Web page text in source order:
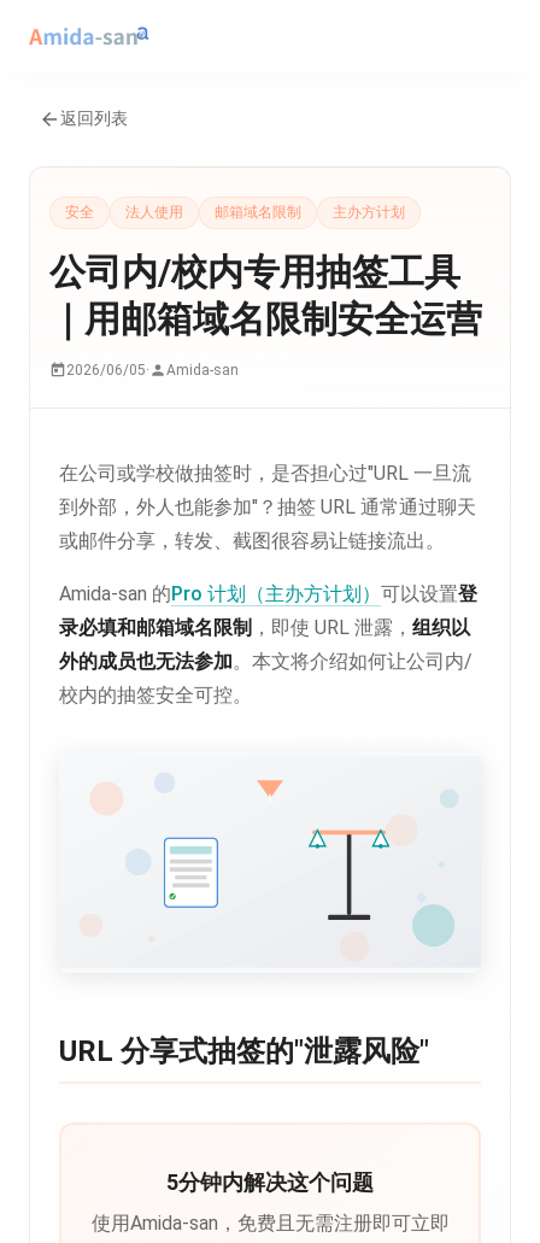
返回列表
安全 法人使用 邮箱域名限制 主办方计划
公司内/校内专用抽签工具
｜用邮箱域名限制安全运营
2026/06/05· Amida-san
在公司或学校做抽签时，是否担心过"URL 一旦流
到外部，外人也能参加"？抽签 URL 通常通过聊天
或邮件分享，转发、截图很容易让链接流出。
Amida-san 的Pro 计划（主办方计划） 可以设置登
录必填和邮箱域名限制 ，即使 URL 泄露， 组织以
外的成员也无法参加。本文将介绍如何让公司内/
校内的抽签安全可控。
URL 分享式抽签的"泄露风险"
5分钟内解决这个问题
使用Amida-san，免费且无需注册即可立即